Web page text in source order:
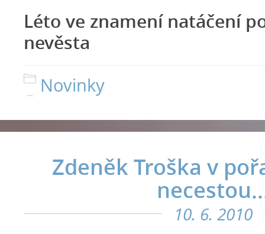
Léto ve znamení natáčení
nevěsta
Novinky
Zdeněk Troška v
10. 6. 2010